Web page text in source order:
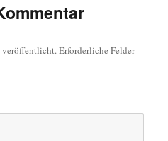
veröffentlicht.Erforderliche Felder